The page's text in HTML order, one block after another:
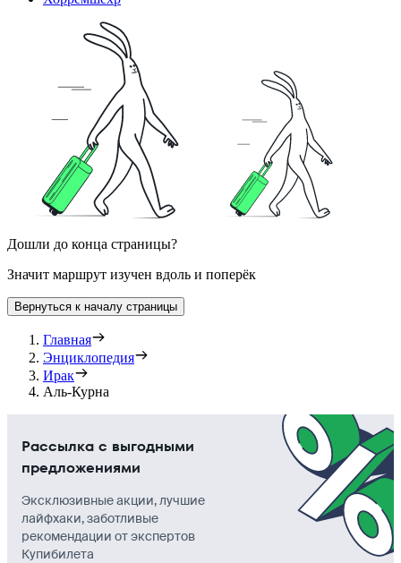
Дошли до конца страницы?
Значит маршрут изучен вдоль и поперёк
Вернуться к началу страницы
Главная
Энциклопедия
Ирак
Аль-Курна
Рассылка с выгодными
предложениями
Эксклюзивные акции, лучшие
лайфхаки, заботливые
рекомендации от экспертов
Купибилета